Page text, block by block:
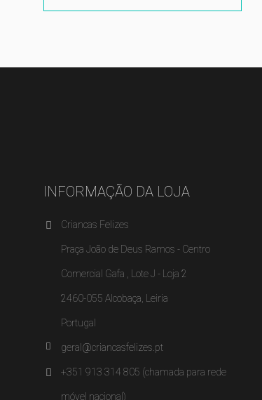
INFORMAÇÃO DA LOJA
Criancas Felizes
Praça João de Deus Ramos - Centro
Comercial Gafa , Lote J - Loja 2
2460-055 Alcobaça, Leiria
Portugal
geral@criancasfelizes.pt
+351 913 314 805 (chamada para rede
móvel nacional)